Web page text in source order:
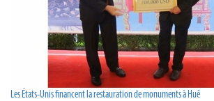
Les États-Unis financent la restauration de monuments à Huê